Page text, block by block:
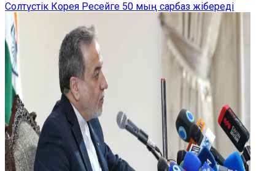
Солтүстік Корея Ресейге 50 мың сарбаз жібереді